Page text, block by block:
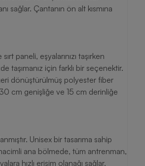
sağlar. Çantanın ön alt kısmına
paneli, eşyalarınızı taşırken
taşımanız için farklı bir seçenektir.
dönüştürülmüş polyester fiber
cm genişliğe ve 15 cm derinliğe
Unisex bir tasarıma sahip
ana bölmede, tüm antrenman,
hızlı erişim olanağı sağlar.